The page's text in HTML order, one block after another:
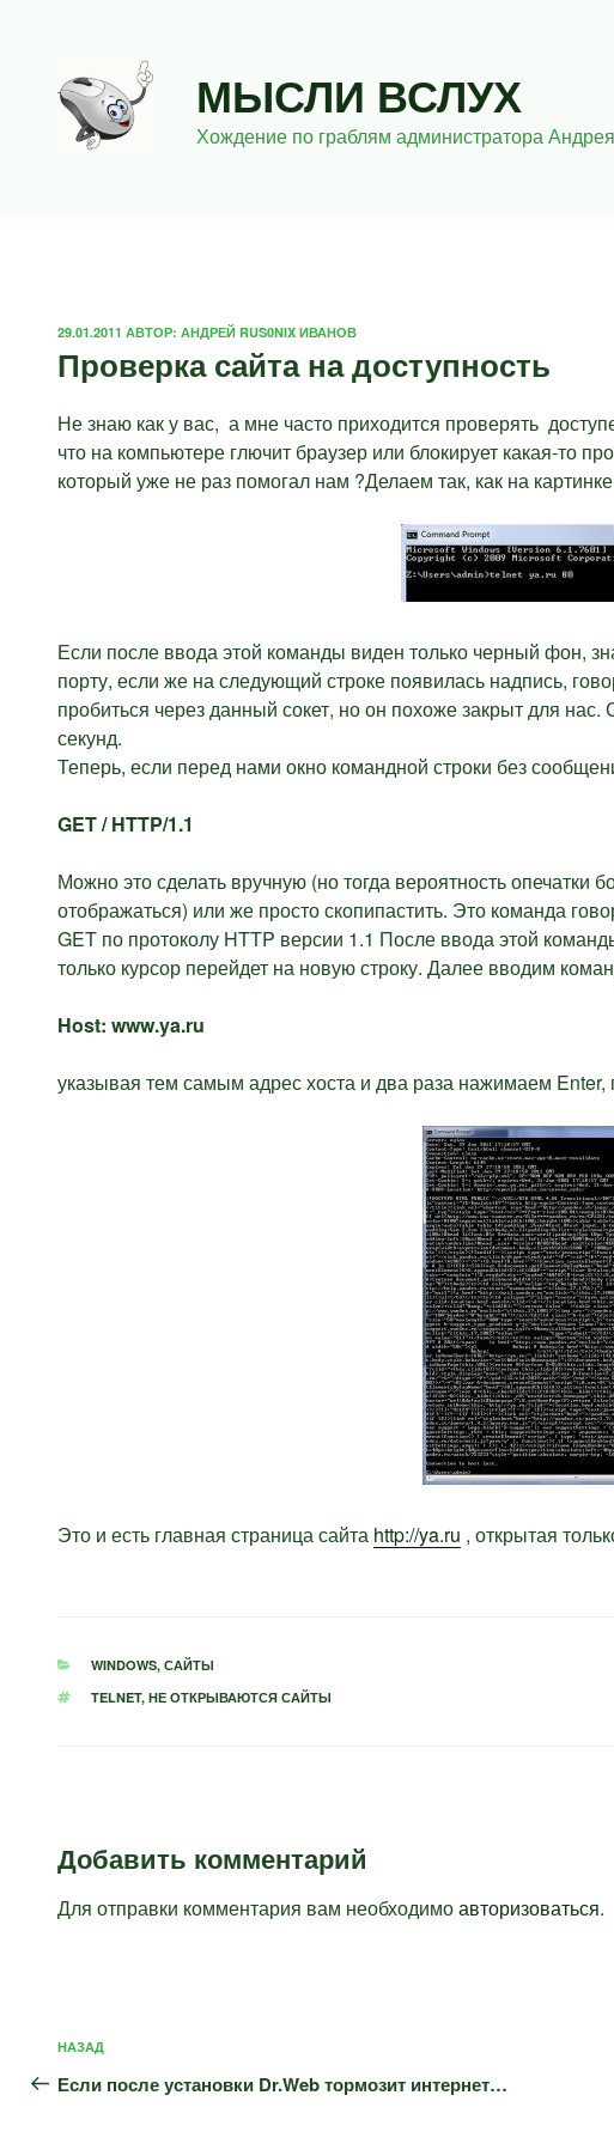
содержимому
МЫСЛИ ВСЛУХ
Хождение по граблям администратора Андрея
ОПУБЛИКОВАНО
29.01.2011 АВТОР: АНДРЕЙ RUS0NIX ИВАНОВ
Проверка сайта на доступность
Не знаю как у вас, а мне часто приходится проверять
что на компьютере глючит браузер или блокирует какая-то
который уже не раз помогал нам ?Делаем так, как на
Если после ввода этой команды виден только черный фон,
порту, если же на следующий строке появилась надпись,
пробиться через данный сокет, но он похоже закрыт для
секунд.
Теперь, если перед нами окно командной строки без
GET / HTTP/1.1
Можно это сделать вручную (но тогда вероятность опечатки
отображаться) или же просто скопипастить. Это команда
GET по протоколу HTTP версии 1.1 После ввода этой
только курсор перейдет на новую строку. Далее вводим
Host: www.ya.ru
указывая тем самым адрес хоста и два раза нажимаем Enter,
Это и есть главная страница сайта http://ya.ru , открытая
РУБРИКИ
WINDOWS, САЙТЫ
МЕТКИ
TELNET, НЕ ОТКРЫВАЮТСЯ САЙТЫ
Добавить комментарий
Для отправки комментария вам необходимоавторизоваться.
Навигация
по
записям
Предыдущая
запись:
НАЗАД
Если после установки Dr.Web тормозит интернет…